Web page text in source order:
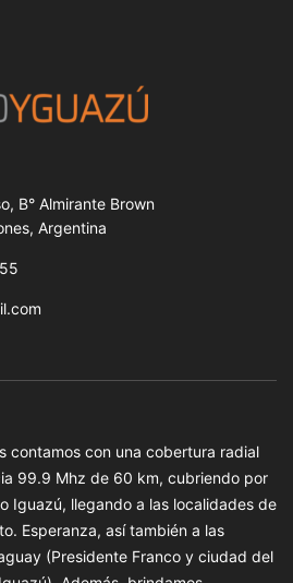
B° Almirante Brown
Argentina
contamos con una cobertura radial
99.9 Mhz de 60 km, cubriendo por
Iguazú, llegando a las localidades de
Esperanza, así también a las
(Presidente Franco y ciudad del